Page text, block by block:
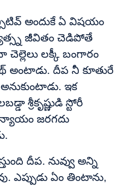
అందుకే ఏ విషయం
జీవితం చెడిపోతే
లక్కీ బంగారం
అంటాడు. దీప నీ కూతురే
ఇక
శ్రీకృష్ణుడి స్టోరీ
జరగదు
దీప. నువ్వు అన్ని
ఎప్పుడు ఏం తింటాను,